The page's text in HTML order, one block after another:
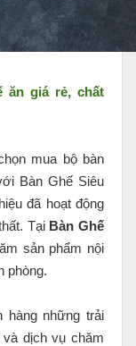
ăn giá rẻ, chất
mua bộ bàn
Bàn Ghế Siêu
đã hoạt động
Tại Bàn Ghế
sản phẩm nội
phòng.
hàng những trải
dịch vụ chăm